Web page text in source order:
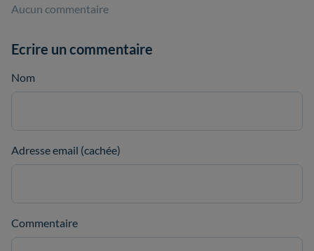
Aucun commentaire
Ecrire un commentaire
Nom
Adresse email (cachée)
Commentaire